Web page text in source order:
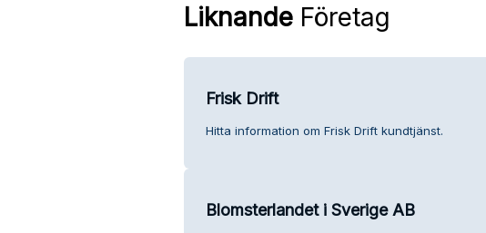
LiknandeFöretag
Frisk Drift
Hitta information om Frisk Drift kundtjänst.
Blomsterlandet i Sverige AB